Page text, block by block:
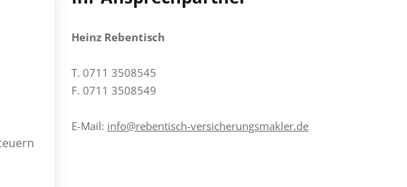
Heinz Rebentisch
T. 0711 3508545
F. 0711 3508549
E-Mail: info@rebentisch-versicherungsmakler.de